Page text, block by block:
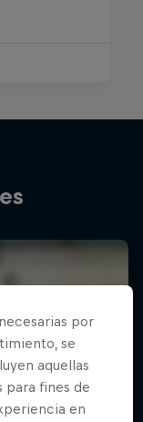
por
se
aquellas
para fines de
en